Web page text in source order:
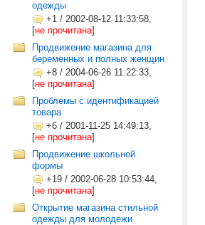
одежды
+1 / 2002-08-12 11:33:58,
[не прочитана]
Продвижение магазина для
беременных и полных женщин
+8 / 2004-06-26 11:22:33,
[не прочитана]
Проблемы с идентификацией
товара
+6 / 2001-11-25 14:49:13,
[не прочитана]
Продвижение школьной
формы
+19 / 2002-06-28 10:53:44,
[не прочитана]
Открытие магазина стильной
одежды для молодежи